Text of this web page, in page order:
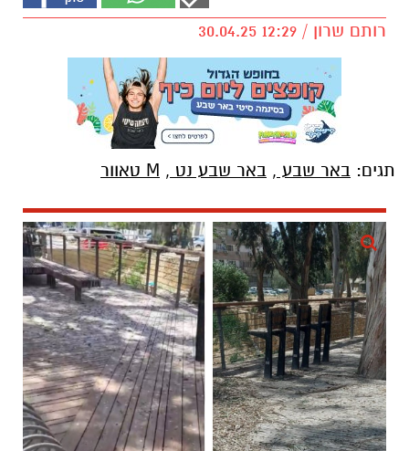
רותם שרון / 12:29 30.04.25
תגים: באר שבע , באר שבע נט , M טאוור